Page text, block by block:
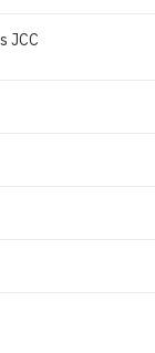
JCC